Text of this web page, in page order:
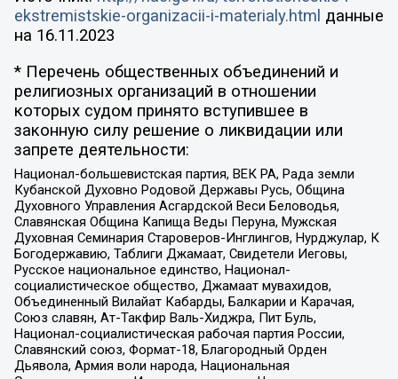
ekstremistskie-organizacii-i-materialy.html данные
на 16.11.2023
* Перечень общественных объединений и
религиозных организаций в отношении
которых судом принято вступившее в
законную силу решение о ликвидации или
запрете деятельности:
Национал-большевистская партия, ВЕК РА, Рада земли
Кубанской Духовно Родовой Державы Русь, Община
Духовного Управления Асгардской Веси Беловодья,
Славянская Община Капища Веды Перуна, Мужская
Духовная Семинария Староверов-Инглингов, Нурджулар, К
Богодержавию, Таблиги Джамаат, Свидетели Иеговы,
Русское национальное единство, Национал-
социалистическое общество, Джамаат мувахидов,
Объединенный Вилайат Кабарды, Балкарии и Карачая,
Союз славян, Ат-Такфир Валь-Хиджра, Пит Буль,
Национал-социалистическая рабочая партия России,
Славянский союз, Формат-18, Благородный Орден
Дьявола, Армия воли народа, Национальная